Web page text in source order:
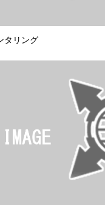
タリング